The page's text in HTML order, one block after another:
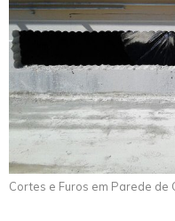
Cortes e Furos em Parede de